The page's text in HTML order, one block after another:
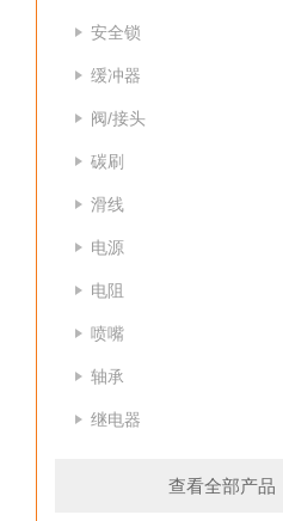
安全锁
缓冲器
阀/接头
碳刷
滑线
电源
电阻
喷嘴
轴承
继电器
查看全部产品